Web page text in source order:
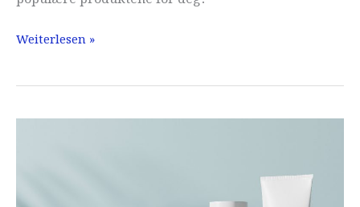
Hårfønerbørste
Weiterlesen »